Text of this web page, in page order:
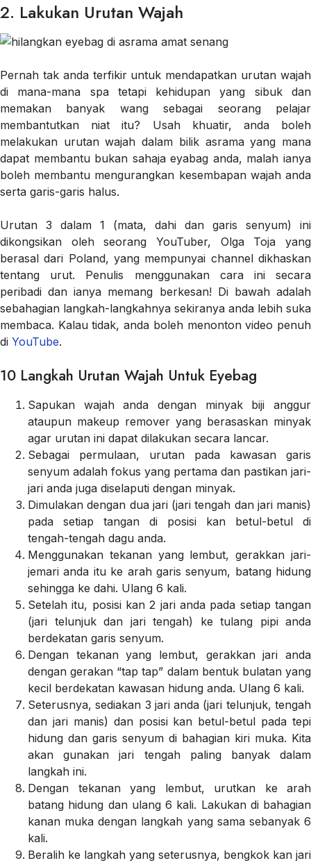
2. Lakukan Urutan Wajah
Pernah tak anda terfikir untuk mendapatkan urutan wajah
di mana-mana spa tetapi kehidupan yang sibuk dan
memakan banyak wang sebagai seorang pelajar
membantutkan niat itu? Usah khuatir, anda boleh
melakukan urutan wajah dalam bilik asrama yang mana
dapat membantu bukan sahaja eyabag anda, malah ianya
boleh membantu mengurangkan kesembapan wajah anda
serta garis-garis halus.
Urutan 3 dalam 1 (mata, dahi dan garis senyum) ini
dikongsikan oleh seorang YouTuber, Olga Toja yang
berasal dari Poland, yang mempunyai channel dikhaskan
tentang urut. Penulis menggunakan cara ini secara
peribadi dan ianya memang berkesan! Di bawah adalah
sebahagian langkah-langkahnya sekiranya anda lebih suka
membaca. Kalau tidak, anda boleh menonton video penuh
di YouTube.
10 Langkah Urutan Wajah Untuk Eyebag
Sapukan wajah anda dengan minyak biji anggur
ataupun makeup remover yang berasaskan minyak
agar urutan ini dapat dilakukan secara lancar.
Sebagai permulaan, urutan pada kawasan garis
senyum adalah fokus yang pertama dan pastikan jari-
jari anda juga diselaputi dengan minyak.
Dimulakan dengan dua jari (jari tengah dan jari manis)
pada setiap tangan di posisi kan betul-betul di
tengah-tengah dagu anda.
Menggunakan tekanan yang lembut, gerakkan jari-
jemari anda itu ke arah garis senyum, batang hidung
sehingga ke dahi. Ulang 6 kali.
Setelah itu, posisi kan 2 jari anda pada setiap tangan
(jari telunjuk dan jari tengah) ke tulang pipi anda
berdekatan garis senyum.
Dengan tekanan yang lembut, gerakkan jari anda
dengan gerakan “tap tap” dalam bentuk bulatan yang
kecil berdekatan kawasan hidung anda. Ulang 6 kali.
Seterusnya, sediakan 3 jari anda (jari telunjuk, tengah
dan jari manis) dan posisi kan betul-betul pada tepi
hidung dan garis senyum di bahagian kiri muka. Kita
akan gunakan jari tengah paling banyak dalam
langkah ini.
Dengan tekanan yang lembut, urutkan ke arah
batang hidung dan ulang 6 kali. Lakukan di bahagian
kanan muka dengan langkah yang sama sebanyak 6
kali.
Beralih ke langkah yang seterusnya, bengkok kan jari